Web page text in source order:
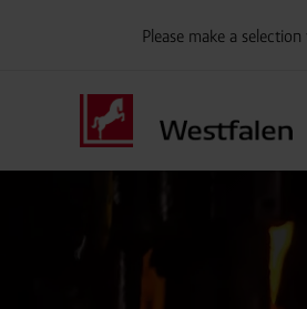
Please make a